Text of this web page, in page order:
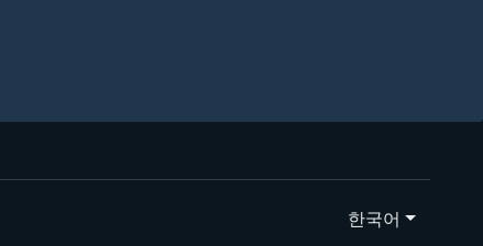
한국어